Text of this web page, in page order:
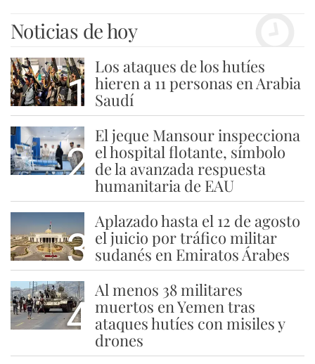
Noticias de hoy
1
Los ataques de los hutíes
hieren a 11 personas en Arabia
Saudí
2
El jeque Mansour inspecciona
el hospital flotante, símbolo
de la avanzada respuesta
humanitaria de EAU
3
Aplazado hasta el 12 de agosto
el juicio por tráfico militar
sudanés en Emiratos Árabes
4
Al menos 38 militares
muertos en Yemen tras
ataques hutíes con misiles y
drones